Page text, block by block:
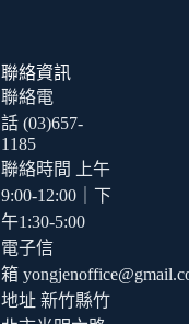
聯絡資訊
聯絡電
話 (03)657-
1185
聯絡時間 上午
9:00-12:00｜下
午1:30-5:00
電子信
箱
地址 新竹縣竹